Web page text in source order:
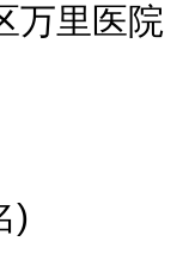
里医院
)